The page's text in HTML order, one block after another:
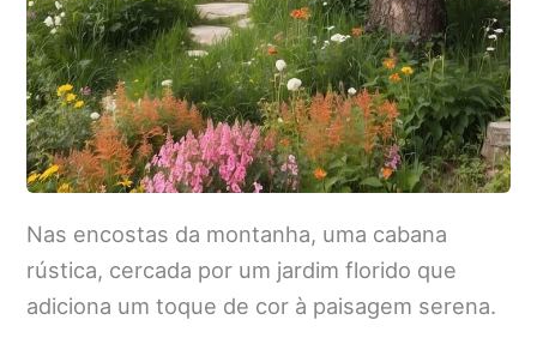
Nas encostas da montanha, uma cabana
rústica, cercada por um jardim florido que
adiciona um toque de cor à paisagem serena.